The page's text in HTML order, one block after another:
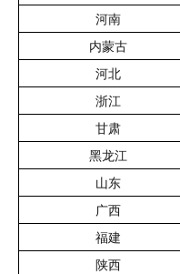
河南
内蒙古
河北
浙江
甘肃
黑龙江
山东
广西
福建
陕西